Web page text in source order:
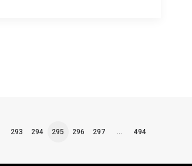
293 294 295 296 297 … 494